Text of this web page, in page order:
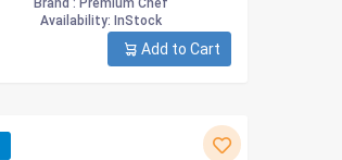
Brand : Premium Chef
Availability: InStock
Add to Cart